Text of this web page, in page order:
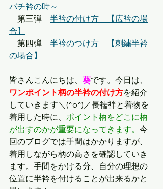
バチ衿の時～
第三弾 半衿の付け方　【広衿の場
合】
第四弾 半衿のつけ方　【刺繍半衿
の場合】
皆さんこんにちは、 葵です。今日は、
ワンポイント柄の半衿の付け方を紹介
していきます＼(^o^)／長襦袢と着物を
着用した時に、 ポイント柄をどこに柄
が出すのかが重要になってきます。 今
回のブログでは手間はかかりますが、
着用しながら柄の高さを確認していき
ます。手間をかける分、自分の理想の
位置に半衿を付けることが出来るかと